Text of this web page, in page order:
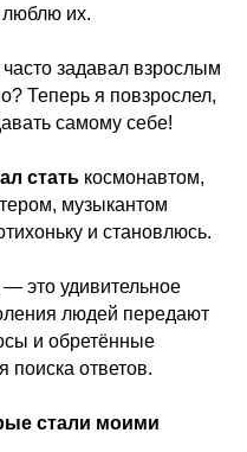
люблю их.
часто задавал взрослым
Теперь я повзрослел,
самому себе!
стать космонавтом,
музыкантом
и становлюсь.
— это удивительное
людей передают
и обретённые
поиска ответов.
стали моими